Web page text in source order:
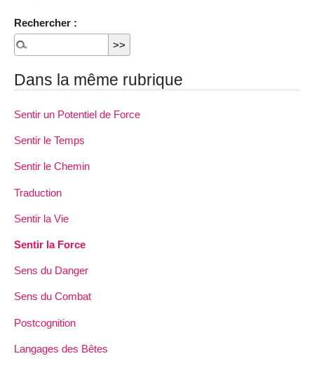
Rechercher :
Dans la même rubrique
Sentir un Potentiel de Force
Sentir le Temps
Sentir le Chemin
Traduction
Sentir la Vie
Sentir la Force
Sens du Danger
Sens du Combat
Postcognition
Langages des Bêtes